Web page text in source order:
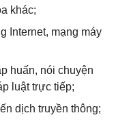
khác;
Internet, mạng máy
huấn, nói chuyện
luật trực tiếp;
dịch truyền thông;